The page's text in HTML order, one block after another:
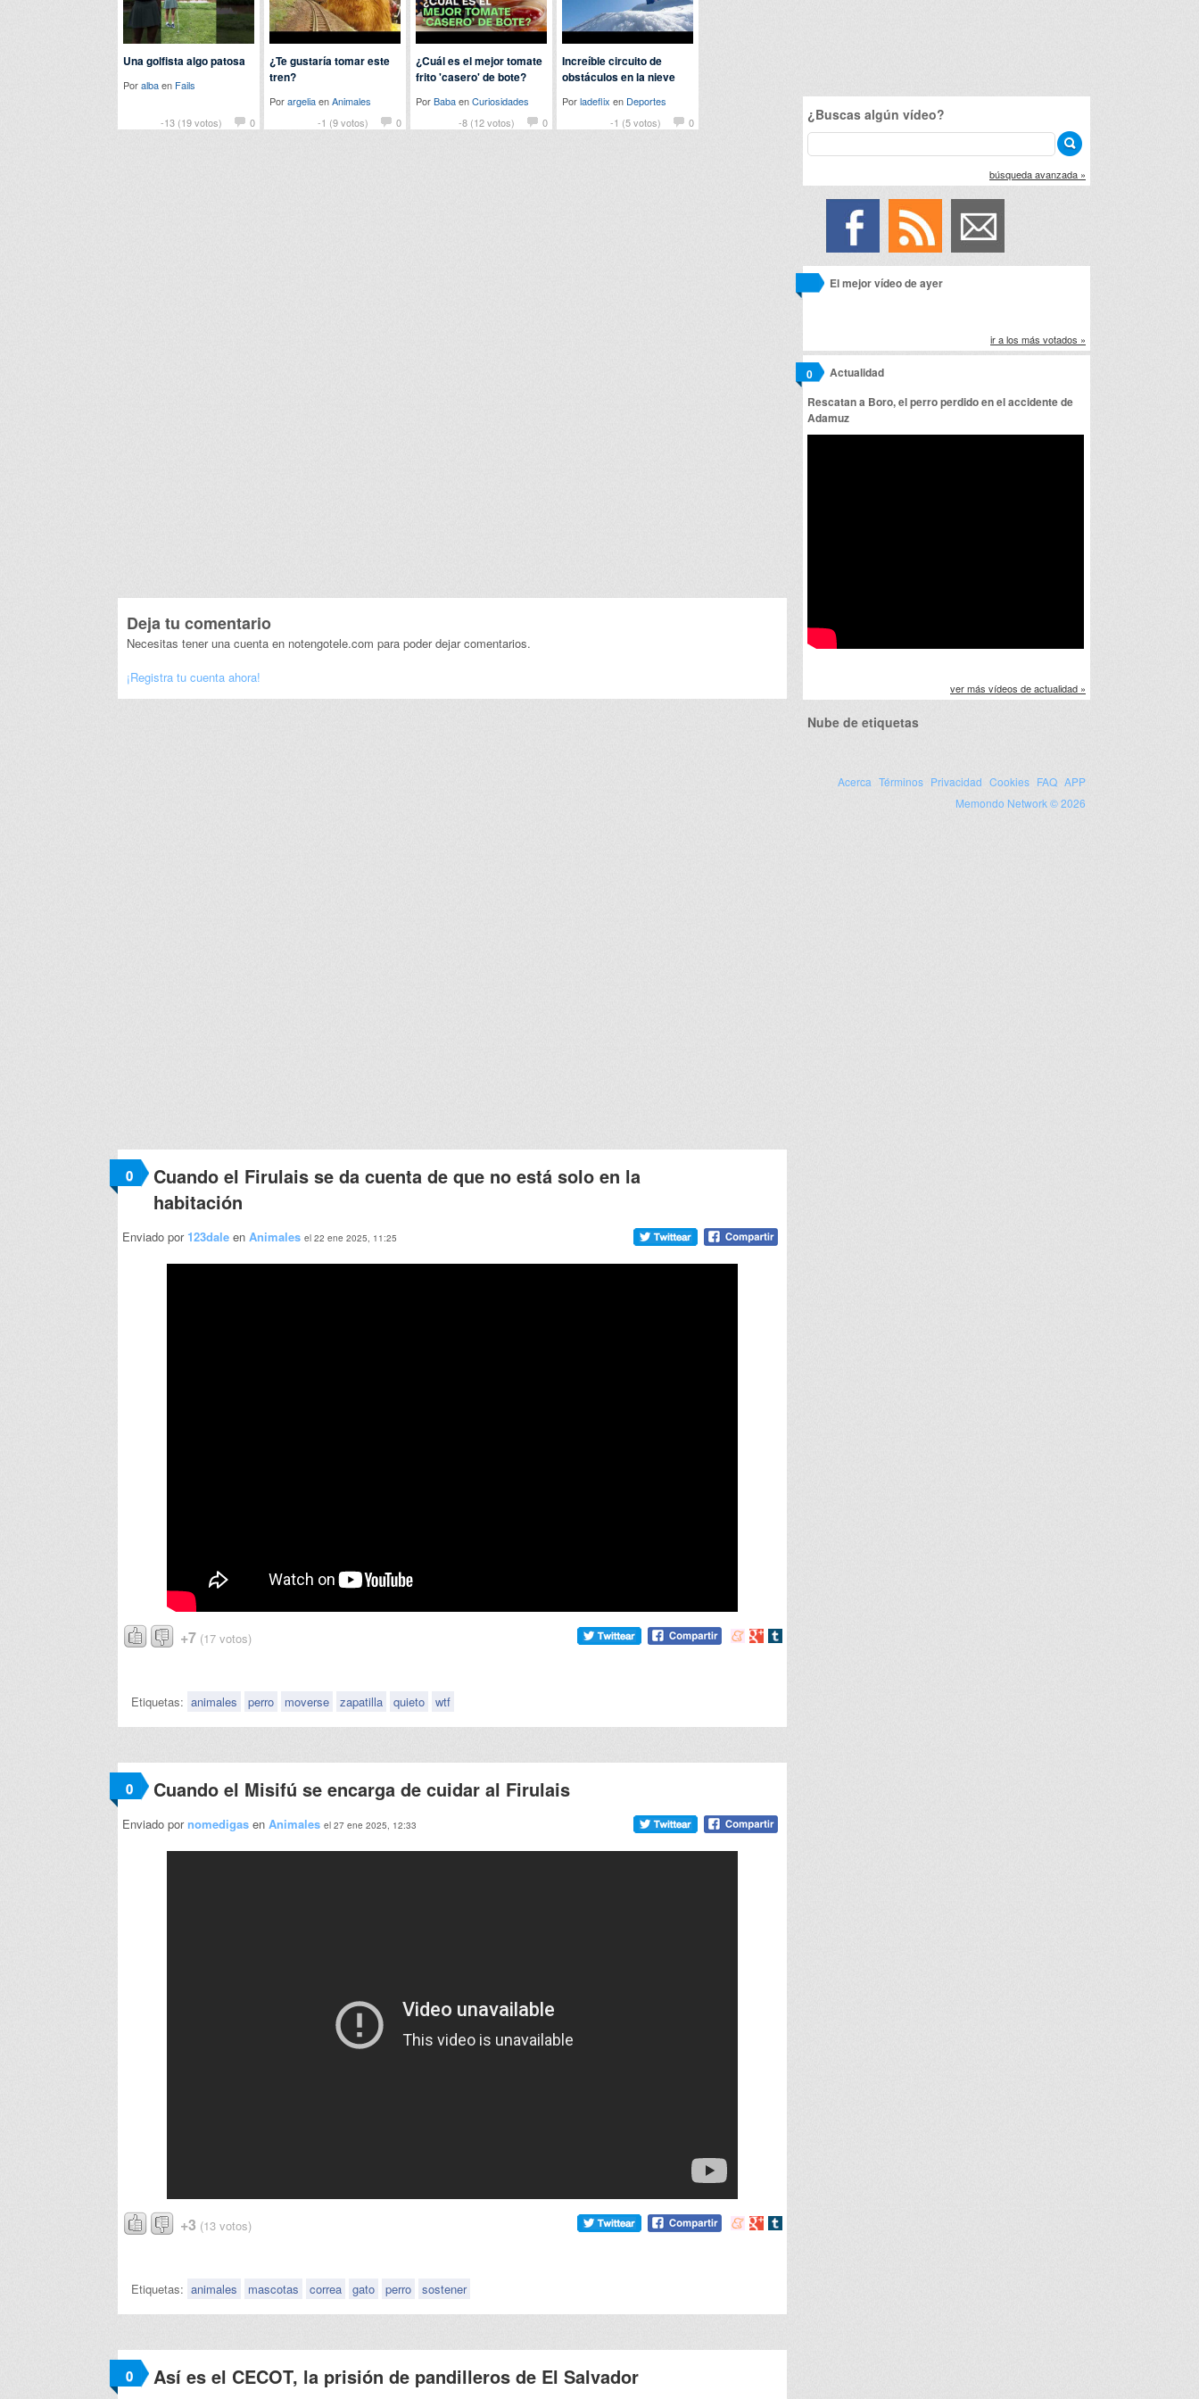
-13 (19 votos) 0
Una golfista algo patosa
Poralbaen Fails
-1 (9 votos) 0
¿Te gustaría tomar este
tren?
PorargeliaenAnimales
-8 (12 votos)
0
¿Cuál es el mejor tomate
frito 'casero' de bote?
PorBabaenCuriosidades
-1 (5 votos)
0
Increíble circuito de
obstáculos en la nieve
Porladeflix en Deportes
Deja tu comentario
Necesitas tener una cuenta en notengotele.com para poder dejar comentarios.
¡Registra tu cuenta ahora!
0
Cuando el Firulais se da cuenta de que no está solo en la
habitación
Enviado por 123dale en Animales el 22 ene 2025, 11:25
+7 (17 votos)
Compartir
Compartir
Compartir
Etiquetas: animales perro moverse zapatilla quieto wtf
0 Cuando el Misifú se encarga de cuidar al Firulais
Enviado pornomedigas en Animales el 27 ene 2025, 12:33
+3 (13 votos)
Compartir
Compartir
Compartir
Etiquetas: animales mascotas correa gato perro sostener
0 Así es el CECOT, la prisión de pandilleros de El Salvador
¿Buscas algún vídeo?
búsqueda avanzada »
El mejor vídeo de ayer
ir a los más votados »
Actualidad
0
Rescatan a Boro, el perro perdido en el accidente de
Adamuz
ver más vídeos de actualidad »
Nube de etiquetas
Acerca Términos Privacidad Cookies FAQ APP
Memondo Network © 2026